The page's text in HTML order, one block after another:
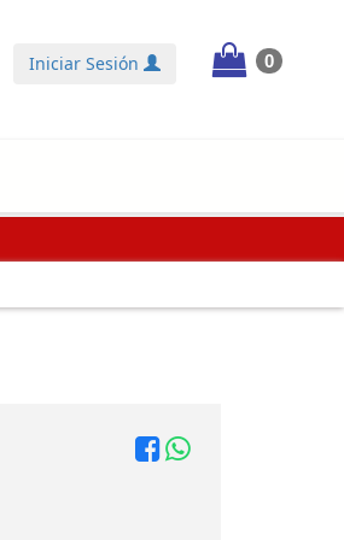
Iniciar Sesión 0